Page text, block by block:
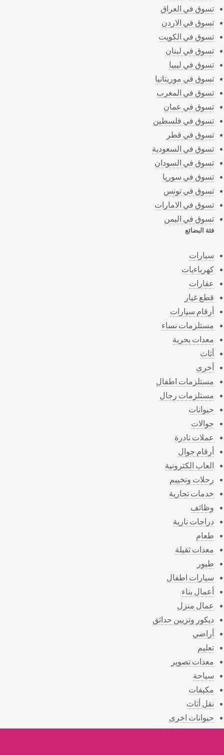
تسوق في العراق
تسوق في الاردن
تسوق في الكويت
تسوق في لبنان
تسوق في ليبيا
تسوق في موريتانيا
تسوق في المغرب
تسوق في عمان
تسوق في فلسطين
تسوق في قطر
تسوق في السعودية
تسوق في السودان
تسوق في سوريا
تسوق في تونس
تسوق في الامارات
تسوق في اليمن
فئة البضائع
سيارات
كهرباءيات
عقارات
قطع غيار
أرقام سيارات
مستلزمات نساء
معدات بحرية
أثاث
أخرى
مستلزمات اطفال
مستلزمات رجال
حيوانات
جوالات
عملات نادرة
أرقام جوال
العاب الكترونية
رحلات وتخييم
خدمات تجارية
وظائف
دراجات نارية
طعام
معدات ثقيلة
طيور
سيارات اطفال
أعمال بناء
عمال منزل
ديكور وتزيين حدائق
أراضي
تعليم
معدات تصوير
سياحة
مكيفات
نقل أثاث
حيوانات اخرى
الرياضة واللياقة البدنية